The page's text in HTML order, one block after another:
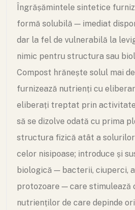
Îngrășămintele sintetice
formă solubilă — imediat
dar la fel de vulnerabilă la
nimic pentru structura sau
Compost hrănește solul mai
furnizează nutrienți cu
eliberați treptat prin
să se dizolve odată cu prima
structura fizică atât a
celor nisipoase; introduce și
biologică — bacterii, ciuperci,
protozoare — care stimulează
nutrienților de care depinde